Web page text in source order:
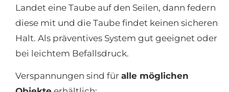
Landet eine Taube auf den Seilen, dann federn
diese mit und die Taube findet keinen sicheren
Halt. Als präventives System gut geeignet oder
bei leichtem Befallsdruck.
Verspannungen sind für alle möglichen